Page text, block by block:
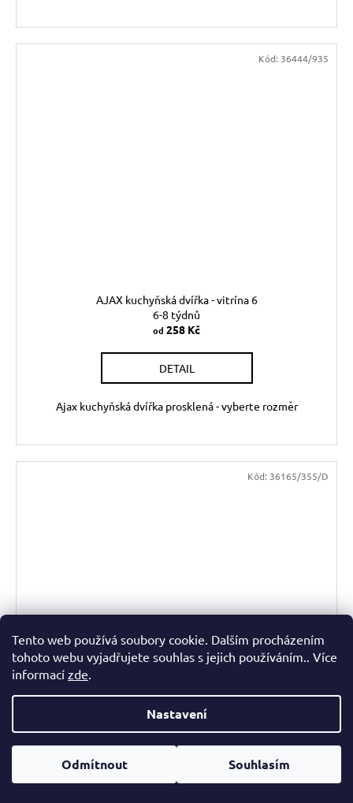
Tento web používá soubory cookie. Dalším procházením
tohoto webu vyjadřujete souhlas s jejich používáním.. Více
informací zde.
Nastavení
Odmítnout Souhlasím
AJAX kuchyňská dvířka - vitrína 6
6-8 týdnů
od 258 Kč
DETAIL
Ajax kuchyňská dvířka prosklená - vyberte rozměr
Kód: 36444/935
AJAX kuchyňská dvířka - vitrína 6
6-7 týdnů
od227 Kč
DETAIL
Kód: 36165/355/D